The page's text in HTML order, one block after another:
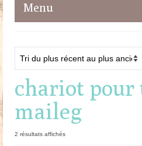
Menu
Maileg
Poupées
Doudous
Mobilier & Accessoires
chariot pour
maileg
2 résultats affichésTrié